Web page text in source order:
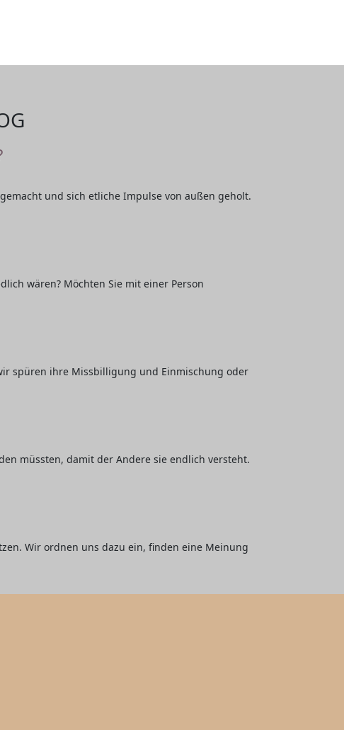
und sich etliche Impulse von außen geholt.
wären? Möchten Sie mit einer Person
spüren ihre Missbilligung und Einmischung oder
müssten, damit der Andere sie endlich versteht.
Wir ordnen uns dazu ein, finden eine Meinung